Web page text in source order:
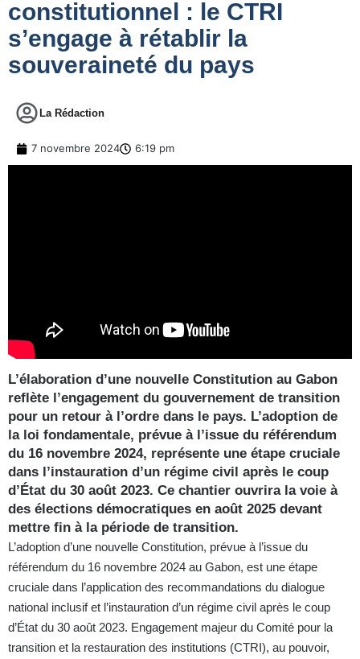
constitutionnel : le CTRI
s’engage à rétablir la
souveraineté du pays
La Rédaction
7 novembre 2024 6:19 pm
L’élaboration d’une nouvelle Constitution au Gabon
reflète l’engagement du gouvernement de transition
pour un retour à l’ordre dans le pays. L’adoption de
la loi fondamentale, prévue à l’issue du référendum
du 16 novembre 2024, représente une étape cruciale
dans l’instauration d’un régime civil après le coup
d’État du 30 août 2023. Ce chantier ouvrira la voie à
des élections démocratiques en août 2025 devant
mettre fin à la période de transition.
L’adoption d’une nouvelle Constitution, prévue à l’issue du
référendum du 16 novembre 2024 au Gabon, est une étape
cruciale dans l’application des recommandations du dialogue
national inclusif et l’instauration d’un régime civil après le coup
d’État du 30 août 2023. Engagement majeur du Comité pour la
transition et la restauration des institutions (CTRI), au pouvoir,